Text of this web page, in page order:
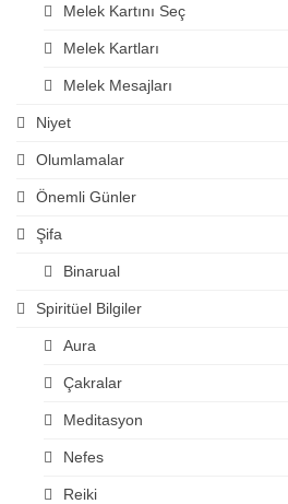
Melek Kartını Seç
Melek Kartları
Melek Mesajları
Niyet
Olumlamalar
Önemli Günler
Şifa
Binarual
Spiritüel Bilgiler
Aura
Çakralar
Meditasyon
Nefes
Reiki